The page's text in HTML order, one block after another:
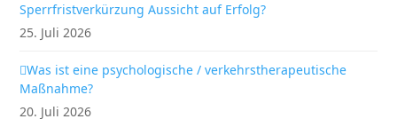
Sperrfristverkürzung Aussicht auf Erfolg?
25. Juli 2026
Was ist eine psychologische / verkehrstherapeutische
Maßnahme?
20. Juli 2026